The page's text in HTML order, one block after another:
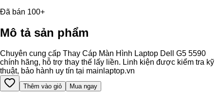
Đã bán 100+
Mô tả sản phẩm
Chuyên cung cấp Thay Cáp Màn Hình Laptop Dell G5 5590
chính hãng, hỗ trợ thay thế lấy liền. Linh kiện được kiểm tra kỹ
thuật, bảo hành uy tín tại mainlaptop.vn
Thêm vào giỏ Mua ngay